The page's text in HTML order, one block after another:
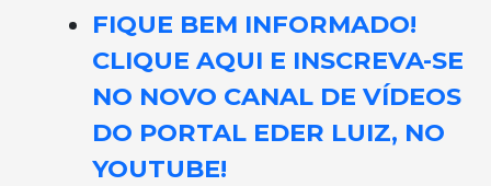
FIQUE BEM INFORMADO!
CLIQUE AQUI E INSCREVA-SE
NO NOVO CANAL DE VÍDEOS
DO PORTAL EDER LUIZ, NO
YOUTUBE!